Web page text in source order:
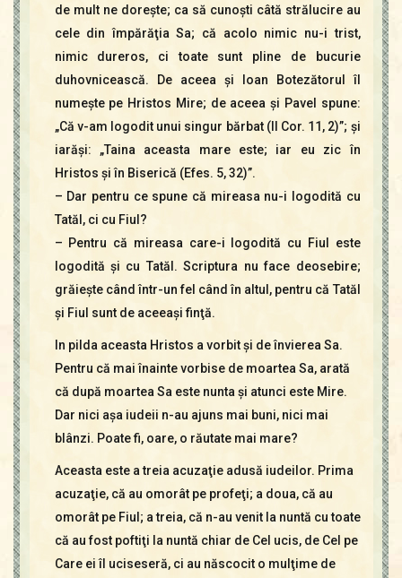
de mult ne doreşte; ca să cunoşti câtă strălucire au
cele din împărăţia Sa; că acolo nimic nu-i trist,
nimic dureros, ci toate sunt pline de bucurie
duhovnicească. De aceea şi Ioan Botezătorul îl
numeşte pe Hristos Mire; de aceea şi Pavel spune:
„Că v-am logodit unui singur bărbat (II Cor. 11, 2)”; şi
iarăşi: „Taina aceasta mare este; iar eu zic în
Hristos şi în Biserică (Efes. 5, 32)”.
– Dar pentru ce spune că mireasa nu-i logodită cu
Tatăl, ci cu Fiul?
– Pentru că mireasa care-i logodită cu Fiul este
logodită şi cu Tatăl. Scriptura nu face deosebire;
grăieşte când într-un fel când în altul, pentru că Tatăl
şi Fiul sunt de aceeaşi finţă.
In pilda aceasta Hristos a vorbit şi de învierea Sa.
Pentru că mai înainte vorbise de moartea Sa, arată
că după moartea Sa este nunta şi atunci este Mire.
Dar nici aşa iudeii n-au ajuns mai buni, nici mai
blânzi. Poate fi, oare, o răutate mai mare?
Aceasta este a treia acuzaţie adusă iudeilor. Prima
acuzaţie, că au omorât pe profeţi; a doua, că au
omorât pe Fiul; a treia, că n-au venit la nuntă cu toate
că au fost poftiţi la nuntă chiar de Cel ucis, de Cel pe
Care ei îl uciseseră, ci au născocit o mulţime de